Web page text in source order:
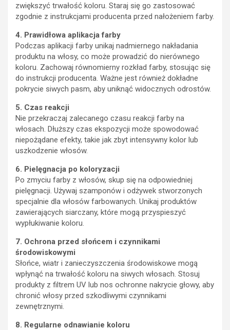
zwiększyć trwałość koloru. Staraj się go zastosować
zgodnie z instrukcjami producenta przed nałożeniem farby.
4. Prawidłowa aplikacja farby
Podczas aplikacji farby unikaj nadmiernego nakładania
produktu na włosy, co może prowadzić do nierównego
koloru. Zachowaj równomierny rozkład farby, stosując się
do instrukcji producenta. Ważne jest również dokładne
pokrycie siwych pasm, aby uniknąć widocznych odrostów.
5. Czas reakcji
Nie przekraczaj zalecanego czasu reakcji farby na
włosach. Dłuższy czas ekspozycji może spowodować
niepożądane efekty, takie jak zbyt intensywny kolor lub
uszkodzenie włosów.
6. Pielęgnacja po koloryzacji
Po zmyciu farby z włosów, skup się na odpowiedniej
pielęgnacji. Używaj szamponów i odżywek stworzonych
specjalnie dla włosów farbowanych. Unikaj produktów
zawierających siarczany, które mogą przyspieszyć
wypłukiwanie koloru.
7. Ochrona przed słońcem i czynnikami
środowiskowymi
Słońce, wiatr i zanieczyszczenia środowiskowe mogą
wpłynąć na trwałość koloru na siwych włosach. Stosuj
produkty z filtrem UV lub nos ochronne nakrycie głowy, aby
chronić włosy przed szkodliwymi czynnikami
zewnętrznymi.
8. Regularne odnawianie koloru